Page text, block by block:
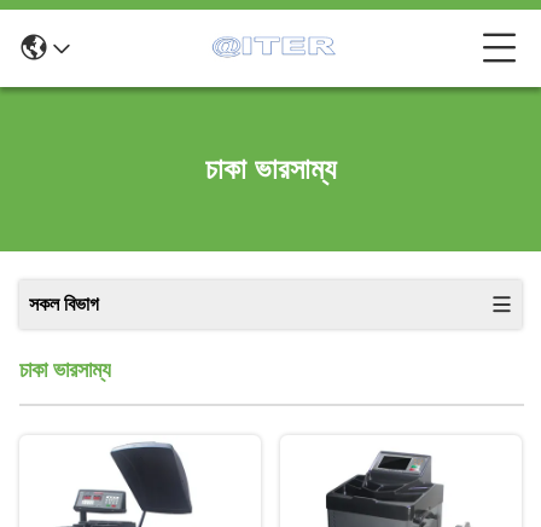
চাকা ভারসাম্য
সকল বিভাগ
চাকা ভারসাম্য